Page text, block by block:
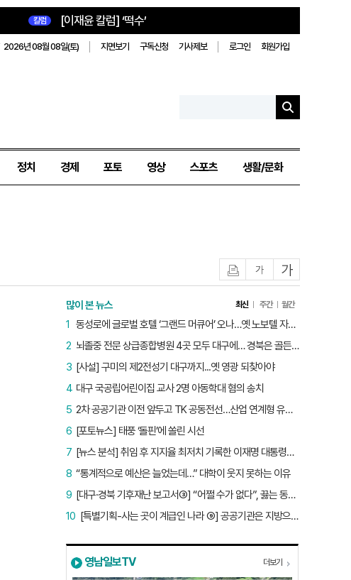
칼럼 [이재윤 칼럼] ‘떡수’
2026년 08월 08일(토) 지면보기 구독신청 기사제보 로그인 회원가입
정치 경제 포토 영상 스포츠 생활/문화
글자작게글자크게
많이 본 뉴스 최신 주간 월간
동성로에 글로벌 호텔 ‘그랜드 머큐어’ 오나…옛 노보텔 자리 사무실 개설
1
뇌졸중 전문 상급종합병원 4곳 모두 대구에… 경북은 골든타임 사각지대
2
[사설] 구미의 제2전성기 대구까지...옛 영광 되찾아야
3
대구 국공립어린이집 교사 2명 아동학대 혐의 송치
4
2차 공공기관 이전 앞두고 TK 공동전선…산업 연계형 유치 승부수
5
[포토뉴스] 태풍 ‘돌핀’에 쏠린 시선
6
[뉴스 분석] 취임 후 지지율 최저치 기록한 이재명 대통령…왜?
7
“통계적으로 예산은 늘었는데…” 대학이 웃지 못하는 이유
8
[대구·경북 기후재난 보고서③] “어쩔 수가 없다”, 끓는 동해…‘절멸 위기’ 경북 수산업
9
[특별기획-사는 곳이 계급인 나라 ⑨] 공공기관은 지방으로 왔지만, 그들이 사는 곳은 서울이었다
10
영남일보TV 더보기